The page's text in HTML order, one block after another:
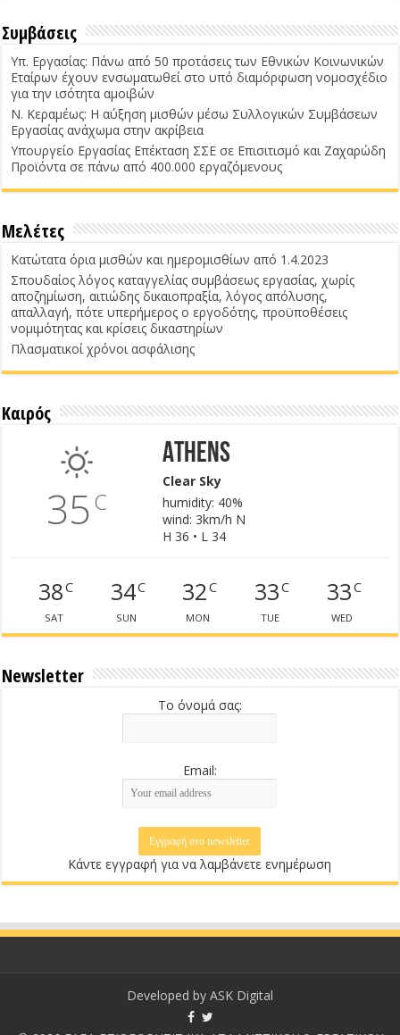
Συμβάσεις
Υπ. Εργασίας: Πάνω από 50 προτάσεις των Εθνικών Κοινωνικών
Εταίρων έχουν ενσωματωθεί στο υπό διαμόρφωση νομοσχέδιο
για την ισότητα αμοιβών
Ν. Κεραμέως: Η αύξηση μισθών μέσω Συλλογικών Συμβάσεων
Εργασίας ανάχωμα στην ακρίβεια
Υπουργείο Εργασίας Επέκταση ΣΣΕ σε Επισιτισμό και Ζαχαρώδη
Προϊόντα σε πάνω από 400.000 εργαζόμενους
Μελέτες
Κατώτατα όρια μισθών και ημερομισθίων από 1.4.2023
Σπουδαίος λόγος καταγγελίας συμβάσεως εργασίας, χωρίς
αποζημίωση, αιτιώδης δικαιοπραξία, λόγος απόλυσης,
απαλλαγή, πότε υπερήμερος ο εργοδότης, προϋποθέσεις
νομιμότητας και κρίσεις δικαστηρίων
Πλασματικοί χρόνοι ασφάλισης
Καιρός
35C
Athens
Clear Sky
humidity: 40%
wind: 3km/h N
H 36 • L 34
38C
SAT
34C
SUN
32C
MON
33C
TUE
33C
WED
Newsletter
Το όνομά σας:
Email:
Κάντε εγγραφή για να λαμβάνετε ενημέρωση
Developed by ASK Digital